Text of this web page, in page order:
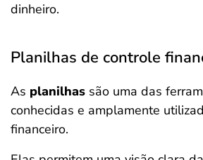
dinheiro.
Planilhas de controle
As planilhas são uma das
conhecidas e amplamente
financeiro.